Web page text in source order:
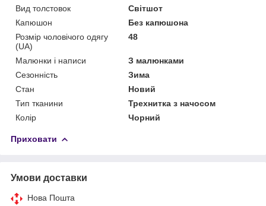
Вид толстовок
Світшот
Капюшон
Без капюшона
Розмір чоловічого одягу
(UA)
48
Малюнки і написи
З малюнками
Сезонність
Зима
Стан
Новий
Тип тканини
Трехнитка з начосом
Колір
Чорний
Приховати
Умови доставки
Нова Пошта